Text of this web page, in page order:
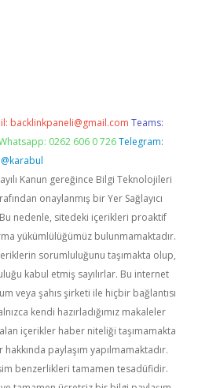
backlinkpaneli@gmail.com Teams:
0262 606 0 726 Telegram:
@karabul
Kanun gereğince Bilgi Teknolojileri
onaylanmış bir Yer Sağlayıcı
nedenle, sitedeki içerikleri proaktif
yükümlülüğümüz bulunmamaktadır.
sorumluluğunu taşımakta olup,
kabul etmiş sayılırlar. Bu internet
veya şahıs şirketi ile hiçbir bağlantısı
kendi hazırladığımız makaleler
içerikler haber niteliği taşımamakta
paylaşım yapılmamaktadır.
benzerlikleri tamamen tesadüfidir.